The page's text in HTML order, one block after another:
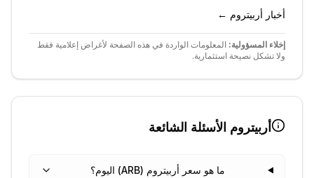
أخبار أربيتروم ←
إخلاء المسؤولية: المعلومات الواردة في هذه الصفحة لأغراض إعلامية فقط
ولا تشكل نصيحة استثمارية.
أربيتروم الأسئلة الشائعة
ما هو سعر أربيتروم (ARB) اليوم؟